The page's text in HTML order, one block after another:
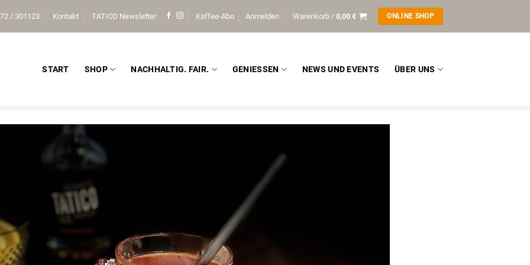
/ 301123 Kontakt TATICO Newsletter Kaffee-Abo Anmelden Warenkorb / 0,00 € ONLINE SHOP
START SHOP NACHHALTIG. FAIR. GENIESSEN NEWS UND EVENTS ÜBER UNS